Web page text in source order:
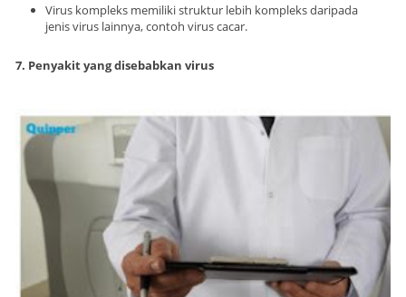
Virus kompleks memiliki struktur lebih kompleks daripada
jenis virus lainnya, contoh virus cacar.
7. Penyakit yang disebabkan virus